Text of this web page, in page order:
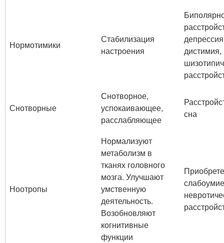
Нормотимики
Стабилизация
настроения
дистимия,
Снотворные
Снотворное,
успокаивающее,
расслабляющее
сна
Ноотропы
Нормализуют
метаболизм в
тканях головного
мозга. Улучшают
умственную
деятельность.
Возобновляют
когнитивные
функции